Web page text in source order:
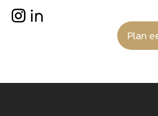
Plan